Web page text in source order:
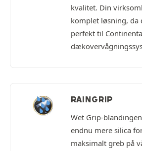
kvalitet. Din
komplet løsning, da
perfekt til
RAINGRIP
Wet Grip-
endnu mere silica
maksimalt greb på